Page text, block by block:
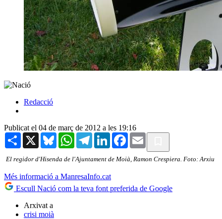
Redacció
Publicat el 04 de març de 2012 a les 19:16
Share X BlueskyWhatsAppTelegramLinkedInFacebook
Email
El regidor d'Hisenda de l'Ajuntament de Moià, Ramon Crespiera. Foto: Arxiu
Més informació a ManresaInfo.cat
Escull Nació com la teva font preferida de Google
Arxivat a
crisi moià